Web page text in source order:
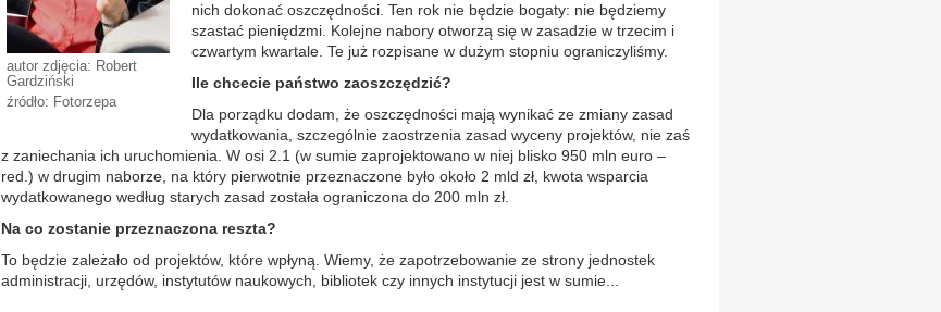
autor zdjęcia: Robert
Gardziński
źródło: Fotorzepa
nich dokonać oszczędności. Ten rok nie będzie bogaty: nie będziemy
szastać pieniędzmi. Kolejne nabory otworzą się w zasadzie w trzecim i
czwartym kwartale. Te już rozpisane w dużym stopniu ograniczyliśmy.
Ile chcecie państwo zaoszczędzić?
Dla porządku dodam, że oszczędności mają wynikać ze zmiany zasad
wydatkowania, szczególnie zaostrzenia zasad wyceny projektów, nie zaś
z zaniechania ich uruchomienia. W osi 2.1 (w sumie zaprojektowano w niej blisko 950 mln euro –
red.) w drugim naborze, na który pierwotnie przeznaczone było około 2 mld zł, kwota wsparcia
wydatkowanego według starych zasad została ograniczona do 200 mln zł.
Na co zostanie przeznaczona reszta?
To będzie zależało od projektów, które wpłyną. Wiemy, że zapotrzebowanie ze strony jednostek
administracji, urzędów, instytutów naukowych, bibliotek czy innych instytucji jest w sumie...